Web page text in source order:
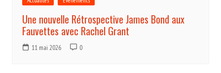
Une nouvelle Rétrospective James Bond aux
Fauvettes avec Rachel Grant
11 mai 2026 0